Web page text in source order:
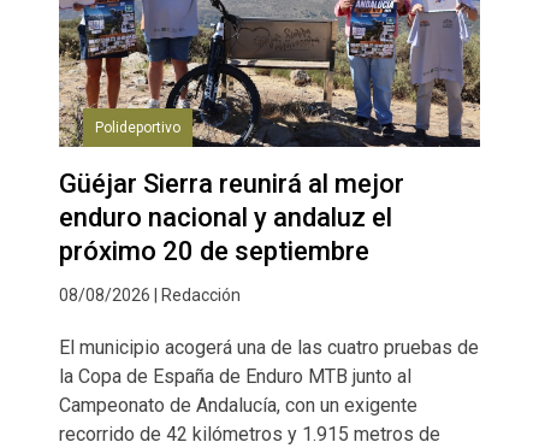
Polideportivo
Güéjar Sierra reunirá al mejor
enduro nacional y andaluz el
próximo 20 de septiembre
08/08/2026 | Redacción
El municipio acogerá una de las cuatro pruebas de
la Copa de España de Enduro MTB junto al
Campeonato de Andalucía, con un exigente
recorrido de 42 kilómetros y 1.915 metros de